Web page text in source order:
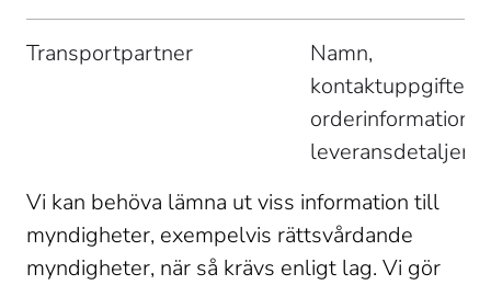
Transportpartner
Namn,
kontaktuppgifter,
orderinformation,
leveransdetaljer
Vi kan behöva lämna ut viss information till
myndigheter, exempelvis rättsvårdande
myndigheter, när så krävs enligt lag. Vi gör